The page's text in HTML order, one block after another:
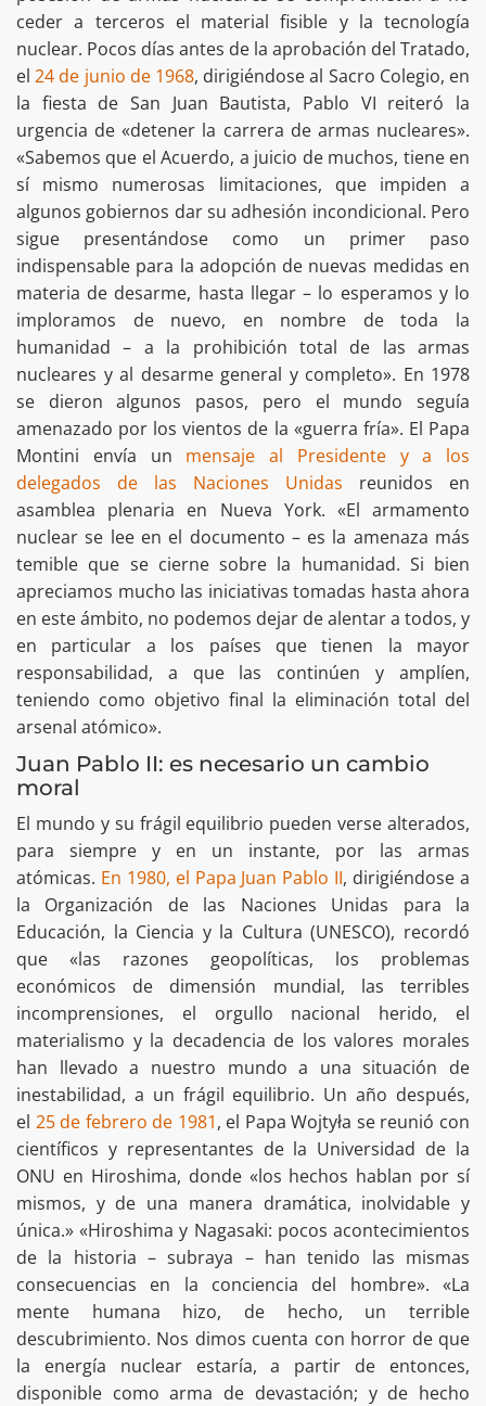
ceder a terceros el material fisible y la tecnología
nuclear. Pocos días antes de la aprobación del Tratado,
el24 de junio de 1968, dirigiéndose al Sacro Colegio, en
la fiesta de San Juan Bautista, Pablo VI reiteró la
urgencia de «detener la carrera de armas nucleares».
«Sabemos que el Acuerdo, a juicio de muchos, tiene en
sí mismo numerosas limitaciones, que impiden a
algunos gobiernos dar su adhesión incondicional. Pero
sigue presentándose como un primer paso
indispensable para la adopción de nuevas medidas en
materia de desarme, hasta llegar – lo esperamos y lo
imploramos de nuevo, en nombre de toda la
humanidad – a la prohibición total de las armas
nucleares y al desarme general y completo». En 1978
se dieron algunos pasos, pero el mundo seguía
amenazado por los vientos de la «guerra fría». El Papa
Montini envía un mensaje al Presidente y a los
delegados de las Naciones Unidas reunidos en
asamblea plenaria en Nueva York. «El armamento
nuclear se lee en el documento – es la amenaza más
temible que se cierne sobre la humanidad. Si bien
apreciamos mucho las iniciativas tomadas hasta ahora
en este ámbito, no podemos dejar de alentar a todos, y
en particular a los países que tienen la mayor
responsabilidad, a que las continúen y amplíen,
teniendo como objetivo final la eliminación total del
arsenal atómico».
Juan Pablo II: es necesario un cambio
moral
El mundo y su frágil equilibrio pueden verse alterados,
para siempre y en un instante, por las armas
atómicas. En 1980, el Papa Juan Pablo II, dirigiéndose a
la Organización de las Naciones Unidas para la
Educación, la Ciencia y la Cultura (UNESCO), recordó
que «las razones geopolíticas, los problemas
económicos de dimensión mundial, las terribles
incomprensiones, el orgullo nacional herido, el
materialismo y la decadencia de los valores morales
han llevado a nuestro mundo a una situación de
inestabilidad, a un frágil equilibrio. Un año después,
el 25 de febrero de 1981, el Papa Wojtyła se reunió con
científicos y representantes de la Universidad de la
ONU en Hiroshima, donde «los hechos hablan por sí
mismos, y de una manera dramática, inolvidable y
única.» «Hiroshima y Nagasaki: pocos acontecimientos
de la historia – subraya – han tenido las mismas
consecuencias en la conciencia del hombre». «La
mente humana hizo, de hecho, un terrible
descubrimiento. Nos dimos cuenta con horror de que
la energía nuclear estaría, a partir de entonces,
disponible como arma de devastación; y de hecho